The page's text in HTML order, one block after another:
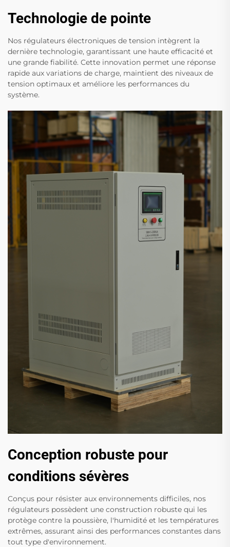
Technologie de pointe
Nos régulateurs électroniques de tension intègrent la
dernière technologie, garantissant une haute efficacité et
une grande fiabilité. Cette innovation permet une réponse
rapide aux variations de charge, maintient des niveaux de
tension optimaux et améliore les performances du
système.
Conception robuste pour
conditions sévères
Conçus pour résister aux environnements difficiles, nos
régulateurs possèdent une construction robuste qui les
protège contre la poussière, l'humidité et les températures
extrêmes, assurant ainsi des performances constantes dans
tout type d'environnement.